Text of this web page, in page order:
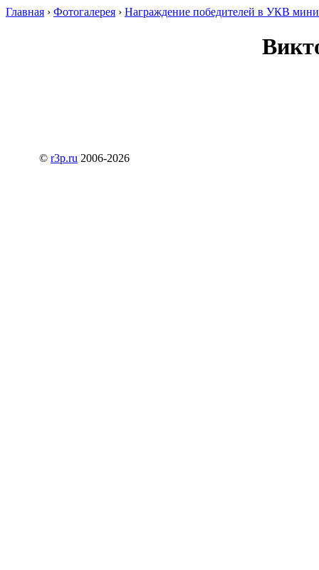
Главная › Фотогалерея › Награждение победителей в УКВ
© r3p.ru 2006-2026